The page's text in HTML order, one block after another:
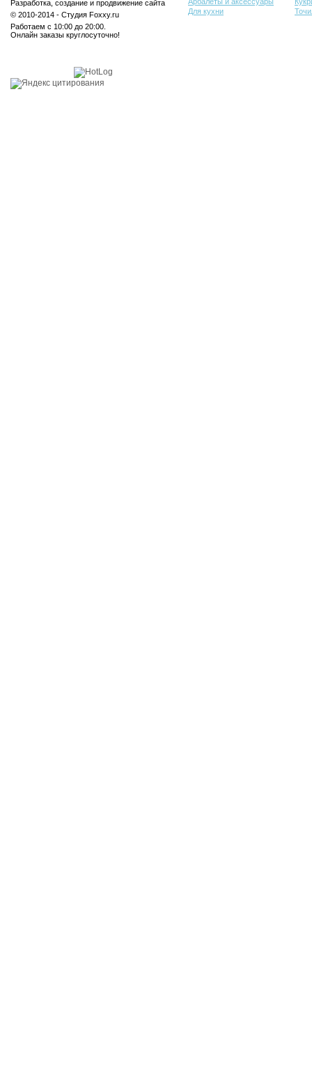
Разработка, создание и продвижение сайта
© 2010-2014 - Студия Foxxy.ru
Работаем с 10:00 до 20:00.
Онлайн заказы круглосуточно!
Для кухни